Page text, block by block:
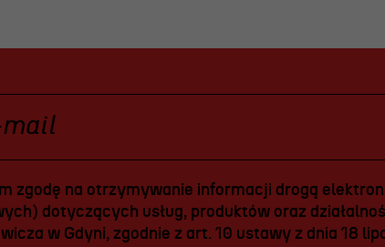
zgodę na otrzymywanie informacji drogą
dotyczących usług, produktów oraz
w Gdyni, zgodnie z art. 10 ustawy z dnia 18